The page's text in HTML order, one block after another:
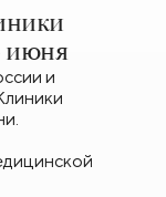
июня
и